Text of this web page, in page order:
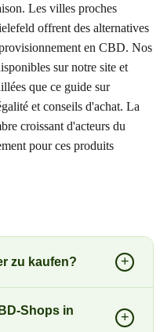
Les villes proches
offrent des alternatives
en CBD. Nos
sur notre site et
que ce guide sur
et conseils d'achat. La
croissant d'acteurs du
pour ces produits
zu kaufen? +
Shops in
+